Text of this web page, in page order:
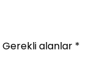
Gerekli alanlar *